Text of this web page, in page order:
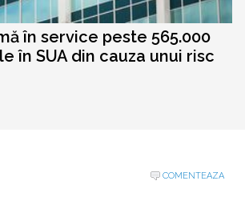
în service peste 565.000
în SUA din cauza unui risc
COMENTEAZA